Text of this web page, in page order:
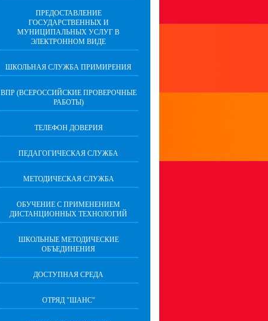
ПРЕДОСТАВЛЕНИЕ
ГОСУДАРСТВЕННЫХ И
МУНИЦИПАЛЬНЫХ УСЛУГ В
ЭЛЕКТРОННОМ ВИДЕ
ШКОЛЬНАЯ СЛУЖБА ПРИМИРЕНИЯ
ВПР (ВСЕРОССИЙСКИЕ ПРОВЕРОЧНЫЕ
РАБОТЫ)
ТЕЛЕФОН ДОВЕРИЯ
ПЕДАГОГИЧЕСКАЯ СЛУЖБА
МЕТОДИЧЕСКАЯ СЛУЖБА
ОБУЧЕНИЕ С ПРИМЕНЕНИЕМ
ДИСТАНЦИОННЫХ ТЕХНОЛОГИЙ
ШКОЛЬНЫЕ МЕТОДИЧЕСКИЕ
ОБЪЕДИНЕНИЯ
ДОСТУПНАЯ СРЕДА
ОТРЯД "ШАНС"